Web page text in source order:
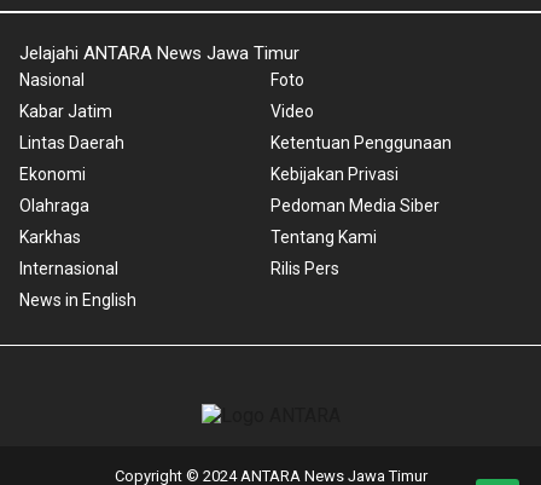
Jelajahi ANTARA News Jawa Timur
Nasional
Kabar Jatim
Lintas Daerah
Ekonomi
Olahraga
Karkhas
Internasional
News in English
Foto
Video
Ketentuan Penggunaan
Kebijakan Privasi
Pedoman Media Siber
Tentang Kami
Rilis Pers
Copyright © 2024 ANTARA News Jawa Timur